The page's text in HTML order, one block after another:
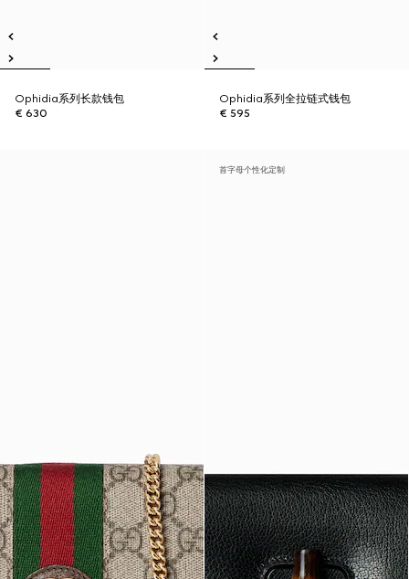
Ophidia系列长款钱包
€ 630
Ophidia系列全拉链式钱包
€ 595
首字母个性化定制